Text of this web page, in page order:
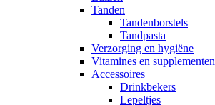
Tanden
Tandenborstels
Tandpasta
Verzorging en hygiëne
Vitamines en supplementen
Accessoires
Drinkbekers
Lepeltjes